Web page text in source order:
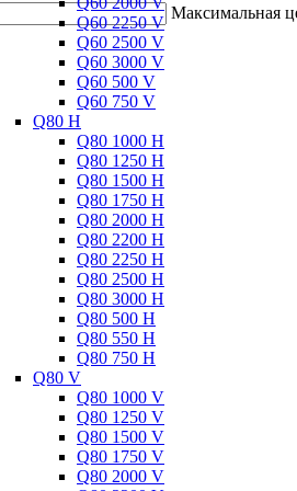
Q60 2250 V
Q60 2500 V
Q60 3000 V
Q60 500 V
Q60 750 V
Q80 H
Q80 1000 H
Q80 1250 H
Q80 1500 H
Q80 1750 H
Q80 2000 H
Q80 2200 H
Q80 2250 H
Q80 2500 H
Q80 3000 H
Q80 500 H
Q80 550 H
Q80 750 H
Q80 V
Q80 1000 V
Q80 1250 V
Q80 1500 V
Q80 1750 V
Q80 2000 V
Максимальная